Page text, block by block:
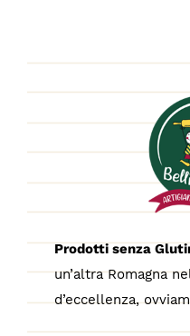
Prodotti senza
un’altra Romagna
d’eccellenza,